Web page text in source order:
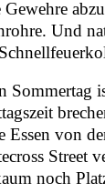
Und
Sommertag
Essen von
Street
noch